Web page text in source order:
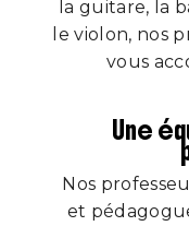
la guitare, la
le violon, nos
vous
Une
Nos
et